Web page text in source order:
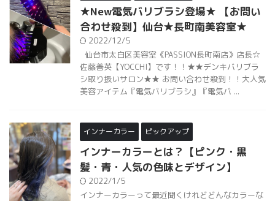
★New電気バリブラシ登場★ 【お問い
合わせ殺到】仙台★長町南美容室★
2022/12/5
仙台市太白区美容室《PASSION長町南店》店長☆
佐藤善英【YOCCHI】です！！★★デンキバリブラ
シ取り扱いサロン★★ お問い合わせ殺到！！大人気
美容アイテム『電気バリブラシ』『電気バ ...
インナーカラー ピックアップ
インナーカラーとは？【ピンク・黒
髪・青・人気の色味とデザイン】
2022/1/5
インナーカラーって最近聞くけれどどんなカラーな